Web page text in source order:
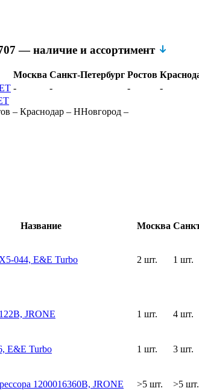
— наличие и ассортимент
Москва Санкт-Петербург Ростов
- - - -
– Краснодар – ННовгород –
Название
Москва
044, E&E Turbo 2 шт. 1 шт.
JRONE 1 шт. 4 шт.
E&E Turbo 1 шт. 3 шт.
1200016360B, JRONE >5 шт. >5 шт.